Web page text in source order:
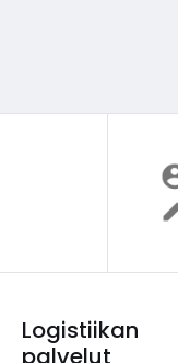
Logistiikan
palvelut